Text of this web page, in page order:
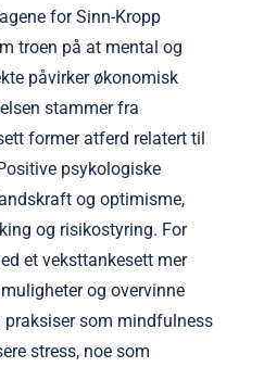
for Sinn-Kropp
troen på at mental og
påvirker økonomisk
stammer fra
former atferd relatert til
psykologiske
og optimisme,
og risikostyring. For
et veksttankesett mer
og overvinne
som mindfulness
stress, noe som